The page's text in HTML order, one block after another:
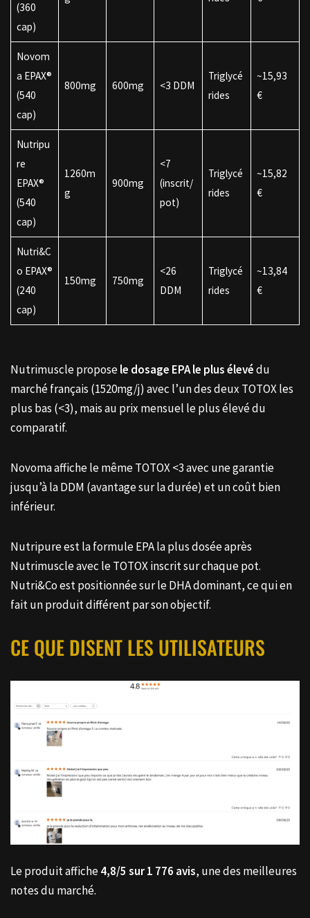
(360
cap)
Novom
a EPAX®
(540
cap)
800mg 600mg <3 DDM
Triglycé
rides
~15,93
€
Nutripu
re
EPAX®
(540
cap)
1260m
g
900mg
<7
(inscrit/
pot)
Triglycé
rides
~15,82
€
Nutri&C
o EPAX®
(240
cap)
150mg 750mg
<26
DDM
Triglycé
rides
~13,84
€
Nutrimuscle proposele dosage EPA le plus élevédu
marché français (1520mg/j) avec l’un des deux TOTOX les
plus bas (<3), mais au prix mensuel le plus élevé du
comparatif.
Novoma affiche le même TOTOX <3 avec une garantie
jusqu’à la DDM (avantage sur la durée) et un coût bien
inférieur.
Nutripure est la formule EPA la plus dosée après
Nutrimuscle avec le TOTOX inscrit sur chaque pot.
Nutri&Co est positionnée sur le DHA dominant, ce qui en
fait un produit différent par son objectif.
CE QUE DISENT LES UTILISATEURS
Le produit affiche4,8/5 sur 1 776 avis, une des meilleures
notes du marché.